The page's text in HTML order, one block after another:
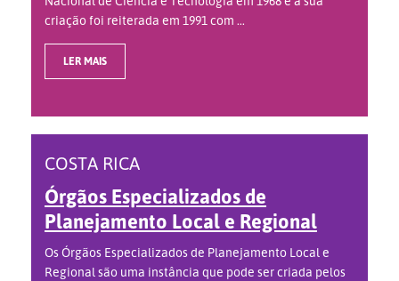
criação foi reiterada em 1991 com ...
LER MAIS
COSTA RICA
Órgãos Especializados de
Planejamento Local e Regional
Os Órgãos Especializados de Planejamento Local e
Regional são uma instância que pode ser criada pelos